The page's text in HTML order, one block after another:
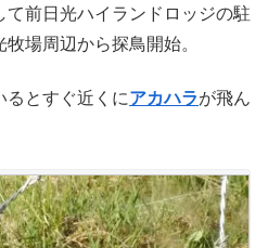
前日光ハイランドロッジの駐
場周辺から探鳥開始。
るとすぐ近くにアカハラが飛ん